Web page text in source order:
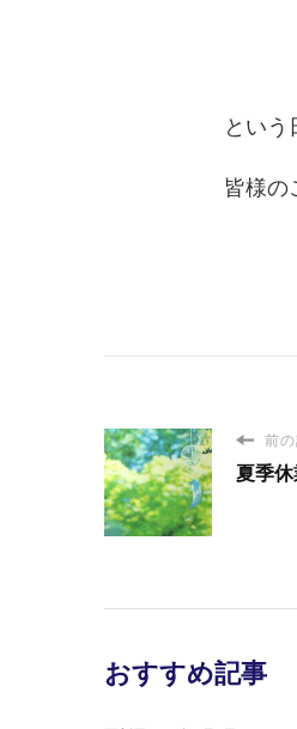
京都
東京
という
皆様の
前
夏季
おすすめ記事